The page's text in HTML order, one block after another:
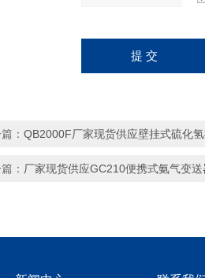
： QB2000F厂家现货供应壁挂式硫化
： 厂家现货供应GC210便携式氨气变送